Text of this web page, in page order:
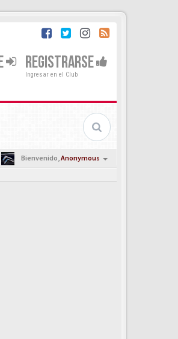
REGISTRARSE
Ingresar en el Club
Bienvenido,Anonymous